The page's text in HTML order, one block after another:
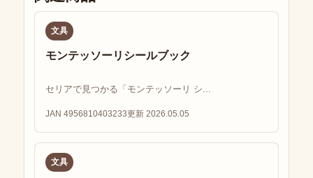
文具
モンテッソーリシールブック
セリアで見つかる「モンテッソーリ シ...
JAN 4956810403233更新 2026.05.05
文具